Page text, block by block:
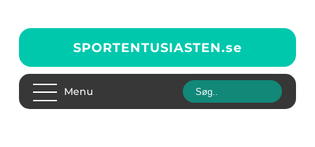
SPORTENTUSIASTEN.se
Menu